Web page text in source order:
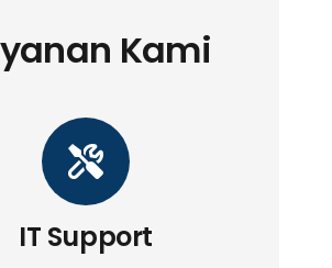
Kami
IT Support